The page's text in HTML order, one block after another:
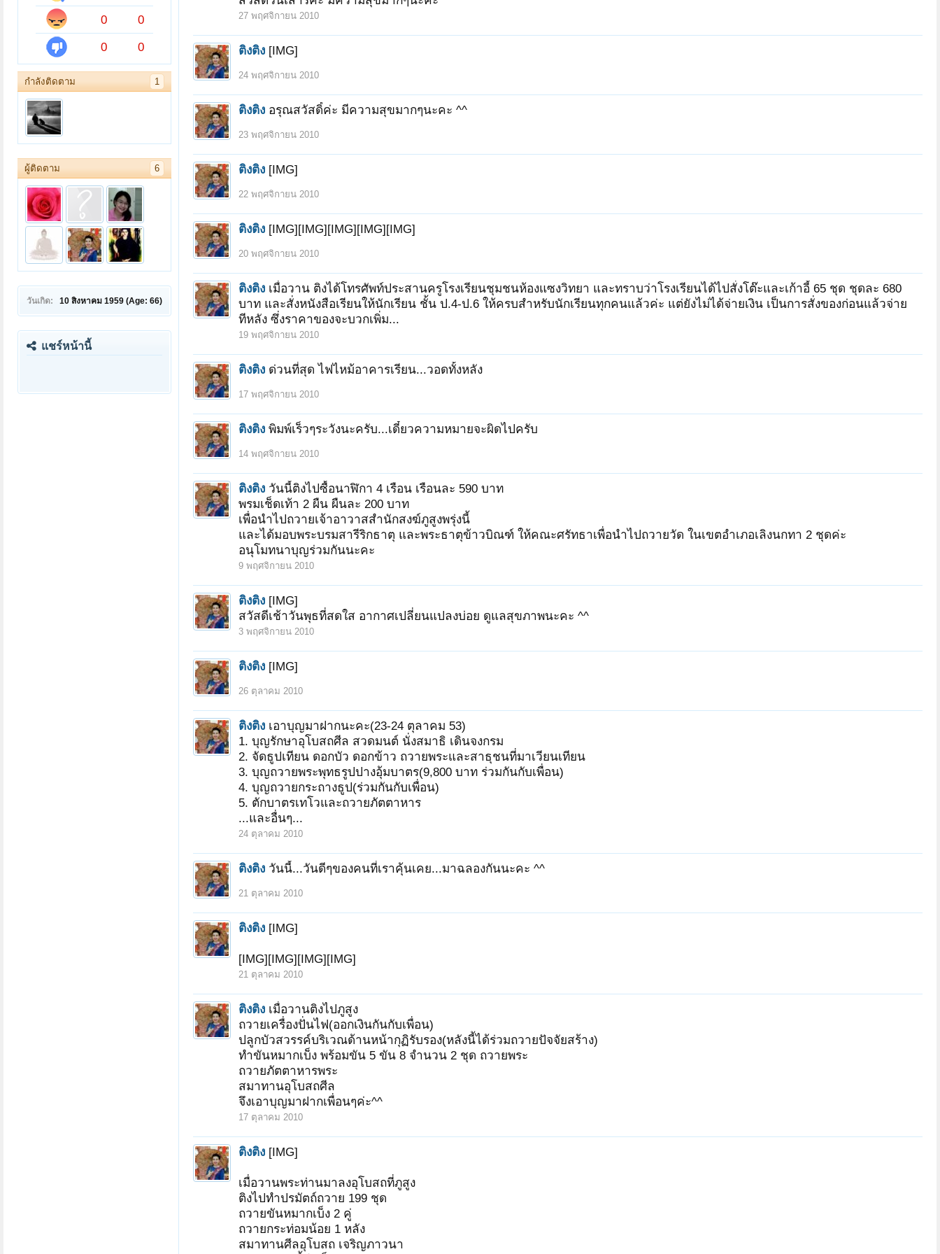
0
0
0
0
กำลังติดตาม 1
ผู้ติดตาม 6
วันเกิด: 10 สิงหาคม 1959 (Age: 66)
แชร์หน้านี้
27 พฤศจิกายน 2010
ติงติง [IMG]
24 พฤศจิกายน 2010
ติงติง อรุณสวัสดิ์ค่ะ มีความสุขมากๆนะคะ ^^
23 พฤศจิกายน 2010
ติงติง [IMG]
22 พฤศจิกายน 2010
ติงติง [IMG][IMG][IMG][IMG][IMG]
20 พฤศจิกายน 2010
ติงติง เมื่อวาน ติงได้โทรศัพท์ประสานครูโรงเรียนชุมชนห้องแซงวิทยา และทราบว่าโรงเรียนได้ไปสั่งโต๊ะและเก้าอี้ 65 ชุด ชุดละ 680
บาท และสั่งหนังสือเรียนให้นักเรียน ชั้น ป.4-ป.6 ให้ครบสำหรับนักเรียนทุกคนแล้วค่ะ แต่ยังไม่ได้จ่ายเงิน เป็นการสั่งของก่อนแล้วจ่าย
ทีหลัง ซึ่งราคาของจะบวกเพิ่ม...
19 พฤศจิกายน 2010
ติงติง ด่วนที่สุด ไฟไหม้อาคารเรียน...วอดทั้งหลัง
17 พฤศจิกายน 2010
ติงติง พิมพ์เร็วๆระวังนะครับ...เดี๋ยวความหมายจะผิดไปครับ
14 พฤศจิกายน 2010
ติงติง วันนี้ติงไปซื้อนาฬิกา 4 เรือน เรือนละ 590 บาท
พรมเช็ดเท้า 2 ผืน ผืนละ 200 บาท
เพื่อนำไปถวายเจ้าอาวาสสำนักสงฆ์ภูสูงพรุ่งนี้
และได้มอบพระบรมสารีริกธาตุ และพระธาตุข้าวบิณฑ์ ให้คณะศรัทธาเพื่อนำไปถวายวัด ในเขตอำเภอเลิงนกทา 2 ชุดค่ะ
อนุโมทนาบุญร่วมกันนะคะ
9 พฤศจิกายน 2010
ติงติง [IMG]
สวัสดีเช้าวันพุธที่สดใส อากาศเปลี่ยนแปลงบ่อย ดูแลสุขภาพนะคะ ^^
3 พฤศจิกายน 2010
ติงติง [IMG]
26 ตุลาคม 2010
ติงติง เอาบุญมาฝากนะคะ(23-24 ตุลาคม 53)
1. บุญรักษาอุโบสถศีล สวดมนต์ นั่งสมาธิ เดินจงกรม
2. จัดธูปเทียน ดอกบัว ดอกข้าว ถวายพระและสาธุชนที่มาเวียนเทียน
3. บุญถวายพระพุทธรูปปางอุ้มบาตร(9,800 บาท ร่วมกันกับเพื่อน)
4. บุญถวายกระถางธูป(ร่วมกันกับเพื่อน)
5. ตักบาตรเทโวและถวายภัตตาหาร
...และอื่นๆ...
24 ตุลาคม 2010
ติงติง วันนี้...วันดีๆของคนที่เราคุ้นเคย...มาฉลองกันนะคะ ^^
21 ตุลาคม 2010
ติงติง [IMG]
[IMG][IMG][IMG][IMG]
21 ตุลาคม 2010
ติงติง เมื่อวานติงไปภูสูง
ถวายเครื่องปั่นไฟ(ออกเงินกันกับเพื่อน)
ปลูกบัวสวรรค์บริเวณด้านหน้ากุฏิรับรอง(หลังนี้ได้ร่วมถวายปัจจัยสร้าง)
ทำขันหมากเบ็ง พร้อมขัน 5 ขัน 8 จำนวน 2 ชุด ถวายพระ
ถวายภัตตาหารพระ
สมาทานอุโบสถศีล
จึงเอาบุญมาฝากเพื่อนๆค่ะ^^
17 ตุลาคม 2010
ติงติง [IMG]
เมื่อวานพระท่านมาลงอุโบสถที่ภูสูง
ติงไปทำปรมัตถ์ถวาย 199 ชุด
ถวายขันหมากเบ็ง 2 คู่
ถวายกระท่อมน้อย 1 หลัง
สมาทานศีลอุโบสถ เจริญภาวนา
4 5 6 → 25 ถัดไป >